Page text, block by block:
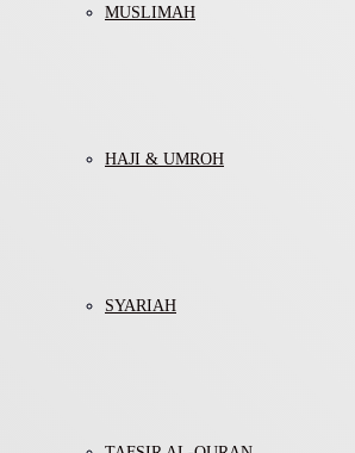
MUSLIMAH
HAJI & UMROH
SYARIAH